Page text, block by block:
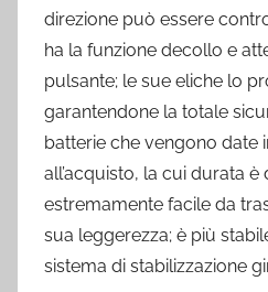
direzione può essere
ha la funzione decollo e
pulsante; le sue eliche lo
garantendone la totale
batterie che vengono date
all’acquisto, la cui durata è
estremamente facile da
sua leggerezza; è più
sistema di stabilizzazione